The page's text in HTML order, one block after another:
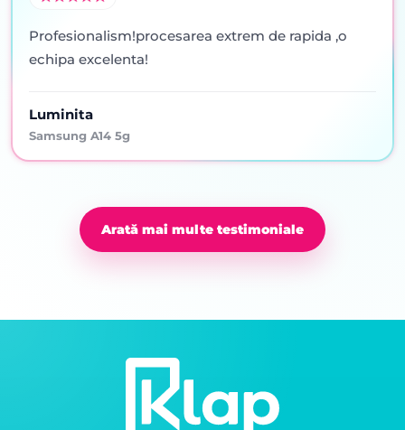
Profesionalism!procesarea extrem de rapida ,o
echipa excelenta!
Luminita
Samsung A14 5g
Arată mai multe testimoniale